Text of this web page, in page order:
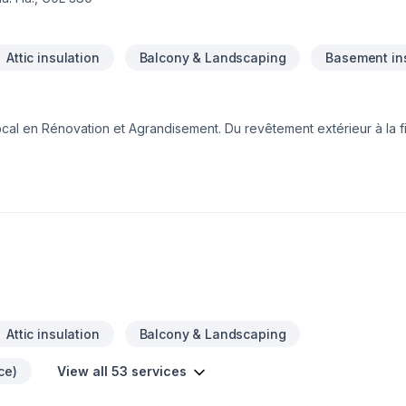
Attic insulation Balcony & Landscaping Basement
Du revêtement extérieur à la finition intérieure
sur mesure et un service clé en main irréprochable.
Attic insulation Balcony & Landscaping
View all 53 services